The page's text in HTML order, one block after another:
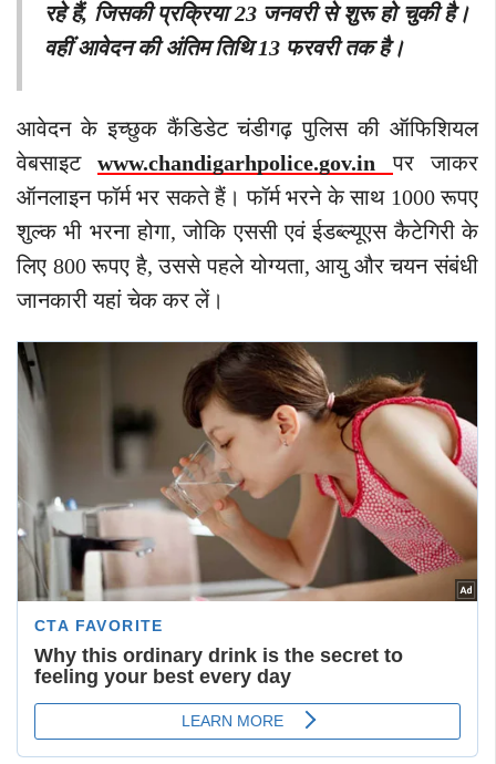
रहे हैं, जिसकी प्रक्रिया 23 जनवरी से शुरू हो चुकी है।
वहीं आवेदन की अंतिम तिथि 13 फरवरी तक है।
आवेदन के इच्छुक कैंडिडेट चंडीगढ़ पुलिस की ऑफिशियल
वेबसाइटwww.chandigarhpolice.gov.inपर जाकर
ऑनलाइन फॉर्म भर सकते हैं। फॉर्म भरने के साथ 1000 रूपए
शुल्क भी भरना होगा, जोकि एससी एवं ईडब्ल्यूएस कैटेगिरी के
लिए 800 रूपए है, उससे पहले योग्यता, आयु और चयन संबंधी
जानकारी यहां चेक कर लें।